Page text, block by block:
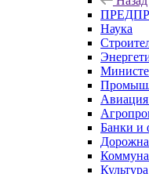
Наука
Авиация
Банки и
Культура